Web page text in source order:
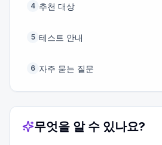
4 추천 대상
5 테스트 안내
6 자주 묻는 질문
무엇을 알 수 있나요?